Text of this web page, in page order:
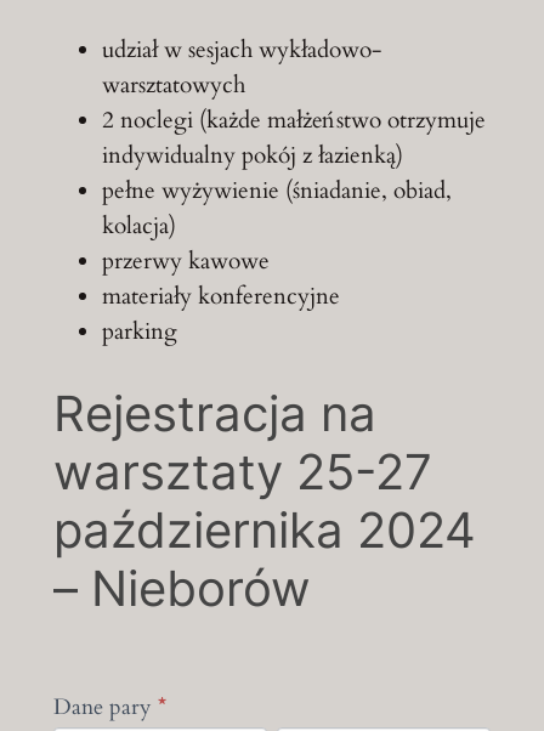
udział w sesjach wykładowo-
warsztatowych
2 noclegi (każde małżeństwo otrzymuje
indywidualny pokój z łazienką)
pełne wyżywienie (śniadanie, obiad,
kolacja)
przerwy kawowe
materiały konferencyjne
parking
Rejestracja
na
warsztaty
25-
27
października
2024
Rejestracja na
warsztaty 25-27
października 2024
– Nieborów
Dane pary *
If